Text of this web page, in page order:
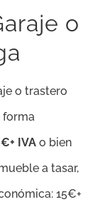
o
o trastero
forma
IVA o bien
a tasar,
15€+